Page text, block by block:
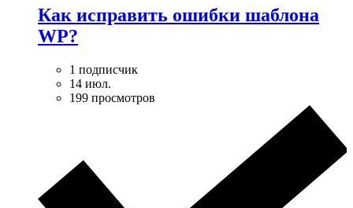
Как исправить ошибки шаблона
WP?
1 подписчик
14 июл.
199 просмотров